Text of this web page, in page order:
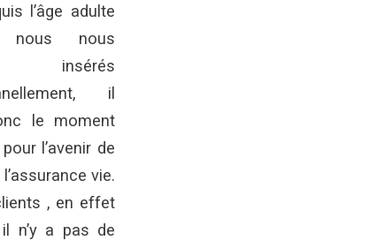
l’âge adulte
nous
insérés
il
le moment
pour l’avenir de
vie.
, en effet
n’y a pas de